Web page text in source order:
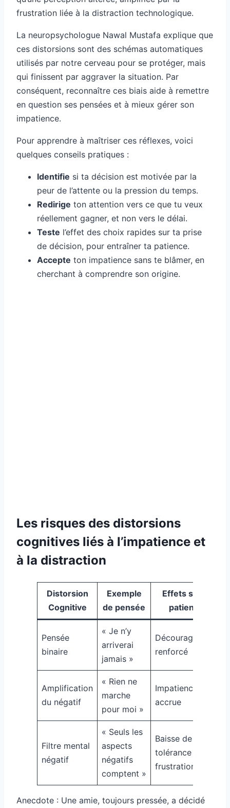
frustration liée à la distraction technologique.
La neuropsychologue Nawal Mustafa explique que
ces distorsions sont des schémas automatiques
utilisés par notre cerveau pour se protéger, mais
qui finissent par aggraver la situation. Par
conséquent, reconnaître ces biais aide à remettre
en question ses pensées et à mieux gérer son
impatience.
Pour apprendre à maîtriser ces réflexes, voici
quelques conseils pratiques :
Identifie si ta décision est motivée par la
peur de l’attente ou la pression du temps.
Redirige ton attention vers ce que tu veux
réellement gagner, et non vers le délai.
Teste l’effet des choix rapides sur ta prise
de décision, pour entraîner ta patience.
Accepte ton impatience sans te blâmer, en
cherchant à comprendre son origine.
Les risques des distorsions
cognitives liés à l’impatience et
à la distraction
Distorsion
Cognitive
Exemple
de pensée
Effets sur la
patience
Pensée
binaire
« Je n’y
arriverai
jamais »
Découragement
renforcé
Amplification
du négatif
« Rien ne
marche
pour moi »
Impatience
accrue
Filtre mental
négatif
« Seuls les
aspects
négatifs
comptent »
Baisse de la
tolérance à la
frustration
Anecdote : Une amie, toujours pressée, a décidé